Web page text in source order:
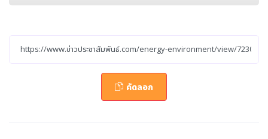
จนสะอาดจากน้ำ ด้วยการใช้อิเล็กโทรไลเซอร์ที่ใช้ไฟฟ้าพลังงา
ไฮโดรเจนเป็นเชื้อเพลิงที่ไม่ก่อให้เกิดก๊าซคาร์บอนไดออกไซด์ข
ณะใช้งาน และมีพลังงานต่อมวลสูงสุดในบรรดาเชื้อเพลิงทุก
ประเภท ทำให้ยานพาหนะขับเคลื่อนได้ไกลขึ้นและเติมเชื้อเพลิ
คัดลอก